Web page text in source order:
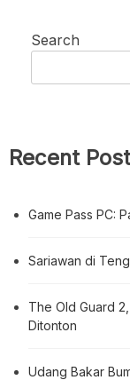
Search
Recent
Game Pass PC:
Sariawan di
The Old Guard
Ditonton
Udang Bakar